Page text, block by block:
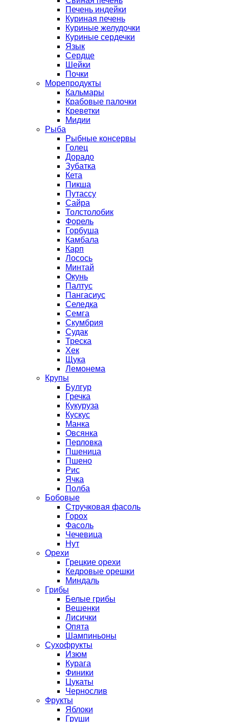
Печень индейки
Куриная печень
Куриные желудочки
Куриные сердечки
Язык
Сердце
Шейки
Почки
Морепродукты
Кальмары
Крабовые палочки
Креветки
Мидии
Рыба
Рыбные консервы
Голец
Дорадо
Зубатка
Кета
Пикша
Путассу
Сайра
Толстолобик
Форель
Горбуша
Камбала
Карп
Лосось
Минтай
Окунь
Палтус
Пангасиус
Селедка
Семга
Скумбрия
Судак
Треска
Хек
Щука
Лемонема
Крупы
Булгур
Гречка
Кукуруза
Кускус
Манка
Овсянка
Перловка
Пшеница
Пшено
Рис
Ячка
Полба
Бобовые
Стручковая фасоль
Горох
Фасоль
Чечевица
Нут
Орехи
Грецкие орехи
Кедровые орешки
Миндаль
Грибы
Белые грибы
Вешенки
Лисички
Опята
Шампиньоны
Сухофрукты
Изюм
Курага
Финики
Цукаты
Чернослив
Фрукты
Яблоки
Груши